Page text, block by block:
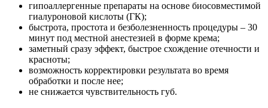
гипоаллергенные препараты на основе биосовместимой
гиалуроновой кислоты (ГК);
быстрота, простота и безболезненность процедуры – 30
минут под местной анестезией в форме крема;
заметный сразу эффект, быстрое схождение отечности и
красноты;
возможность корректировки результата во время
обработки и после нее;
не снижается чувствительность губ.